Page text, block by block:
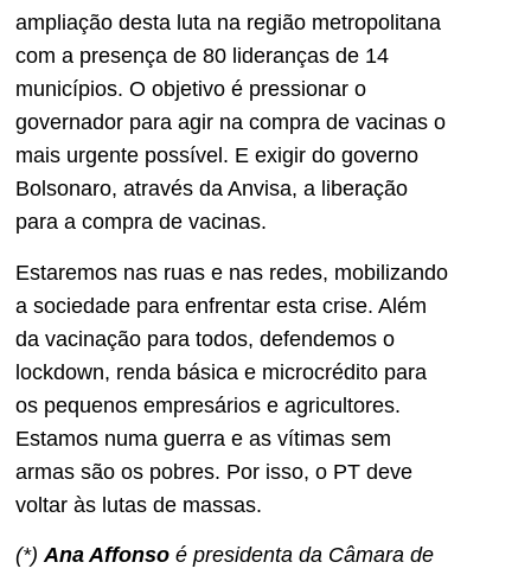
ampliação desta luta na região metropolitana
com a presença de 80 lideranças de 14
municípios. O objetivo é pressionar o
governador para agir na compra de vacinas o
mais urgente possível. E exigir do governo
Bolsonaro, através da Anvisa, a liberação
para a compra de vacinas.
Estaremos nas ruas e nas redes, mobilizando
a sociedade para enfrentar esta crise. Além
da vacinação para todos, defendemos o
lockdown, renda básica e microcrédito para
os pequenos empresários e agricultores.
Estamos numa guerra e as vítimas sem
armas são os pobres. Por isso, o PT deve
voltar às lutas de massas.
(*)Ana Affonso é presidenta da Câmara de